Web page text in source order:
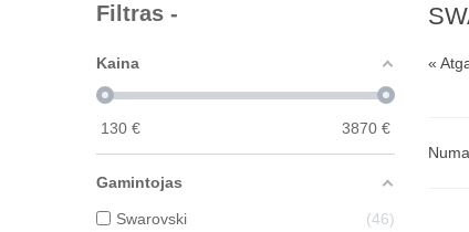
Filtras -
Kaina
130 € 3870 €
Gamintojas
Swarovski 46
«